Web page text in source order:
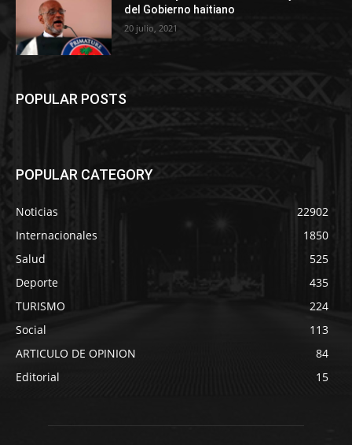
del Gobierno haitiano
20 julio, 2021
POPULAR POSTS
POPULAR CATEGORY
Noticias
22902
Internacionales
1850
Salud
525
Deporte
435
TURISMO
224
Social
113
ARTICULO DE OPINION
84
Editorial
15